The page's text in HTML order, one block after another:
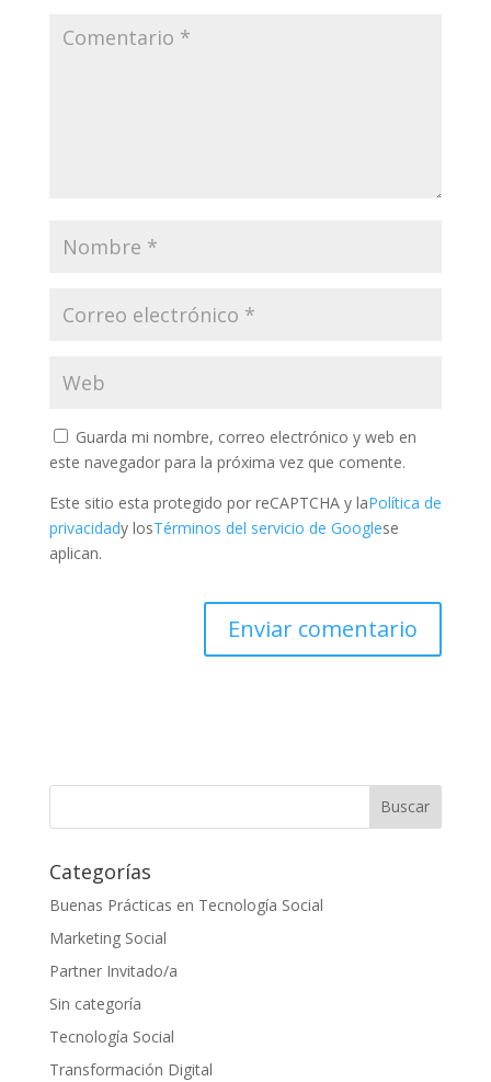
Guarda mi nombre, correo electrónico y web en
este navegador para la próxima vez que comente.
Este sitio esta protegido por reCAPTCHA y laPolítica de
privacidady losTérminos del servicio de Googlese
aplican.
Categorías
Buenas Prácticas en Tecnología Social
Marketing Social
Partner Invitado/a
Sin categoría
Tecnología Social
Transformación Digital